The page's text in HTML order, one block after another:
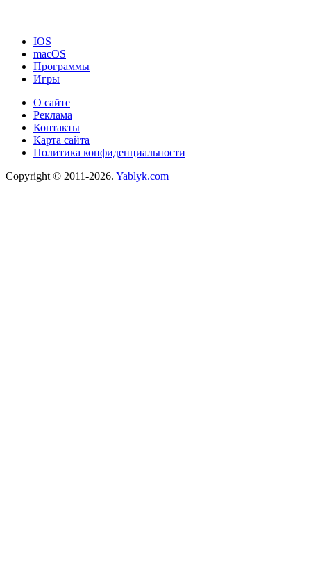
IOS
macOS
Программы
Игры
О сайте
Реклама
Контакты
Карта сайта
Политика конфиденциальности
Copyright © 2011-2026. Yablyk.сom